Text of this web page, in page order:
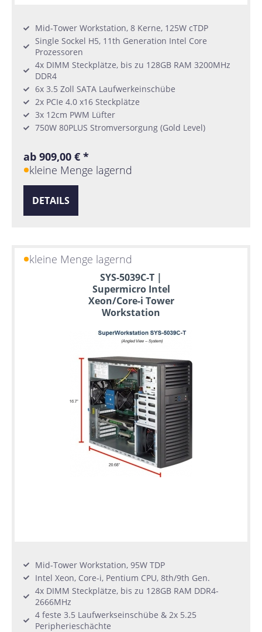
Mid-Tower Workstation, 8 Kerne, 125W cTDP
Single Sockel H5, 11th Generation Intel Core
Prozessoren
4x DIMM Steckplätze, bis zu 128GB RAM 3200MHz
DDR4
6x 3.5 Zoll SATA Laufwerkeinschübe
2x PCIe 4.0 x16 Steckplätze
3x 12cm PWM Lüfter
750W 80PLUS Stromversorgung (Gold Level)
ab 909,00 € *
kleine Menge lagernd
DETAILS
kleine Menge lagernd
SYS-5039C-T |
Supermicro Intel
Xeon/Core-i Tower
Workstation
Mid-Tower Workstation, 95W TDP
Intel Xeon, Core-i, Pentium CPU, 8th/9th Gen.
4x DIMM Steckplätze, bis zu 128GB RAM DDR4-
2666MHz
4 feste 3.5 Laufwerkseinschübe & 2x 5.25
Peripherieschächte